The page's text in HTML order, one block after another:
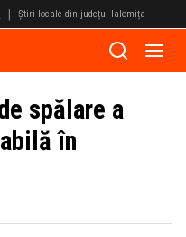
| Știri locale din județul Ialomița
spălare a
în